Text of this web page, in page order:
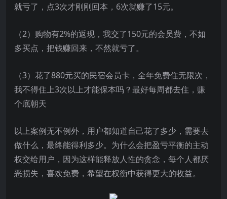
就亏了，点3次才刚刚回本，6次就赚了15元。
（2）购物有2%的返现，我交了150元的会员费，不如
多买点，把钱赚回来，不然就亏了。
（3）花了880元买的民宿会员卡，全年免费住无限次，
我不得住上3次以上才能保本吗？最好每周都去住，赚
个底朝天
以上案例无不例外，用户都知道自己花了多少，需要去
做什么，最终能得利多少。为什么会把盈亏平衡的主动
权交给用户，因为这样能释放人性的贪念，每个人都厌
恶损失，喜欢免费，希望在权衡中获得更大的收益。